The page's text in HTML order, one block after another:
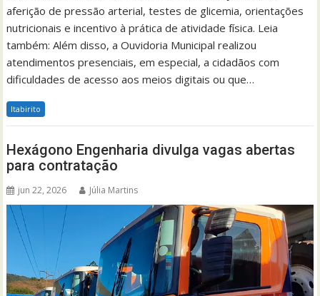
aferição de pressão arterial, testes de glicemia, orientações
nutricionais e incentivo à prática de atividade física. Leia
também: Além disso, a Ouvidoria Municipal realizou
atendimentos presenciais, em especial, a cidadãos com
dificuldades de acesso aos meios digitais ou que…
Itabirito
Hexágono Engenharia divulga vagas abertas
para contratação
jun 22, 2026 Júlia Martins